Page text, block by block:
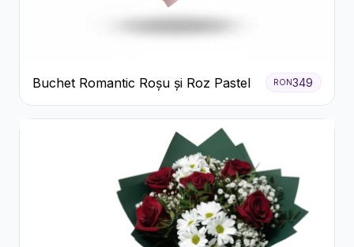
Buchet Romantic Roșu și Roz Pastel RON349